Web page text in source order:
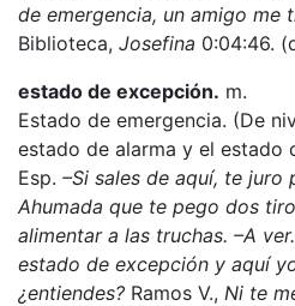
de emergencia, un amigo me
Biblioteca, Josefina 0:04:46.
estado de excepción. m.
Estado de emergencia. (De
estado de alarma y el estado
Esp. –Si sales de aquí, te juro
Ahumada que te pego dos
alimentar a las truchas. –A
estado de excepción y aquí
¿entiendes? Ramos V., Ni te